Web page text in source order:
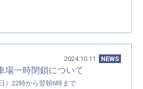
NEWS
2024.10.11
場一時閉鎖について
）22時から翌朝6時まで